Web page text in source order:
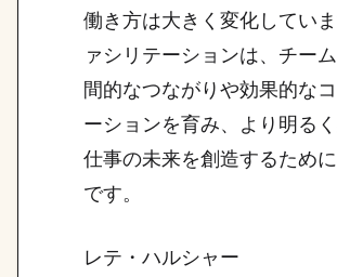
働き方は大きく変化してい
ァシリテーションは、チー
間的なつながりや効果的な
ーションを育み、より明る
仕事の未来を創造するため
です。
レテ・ハルシャー